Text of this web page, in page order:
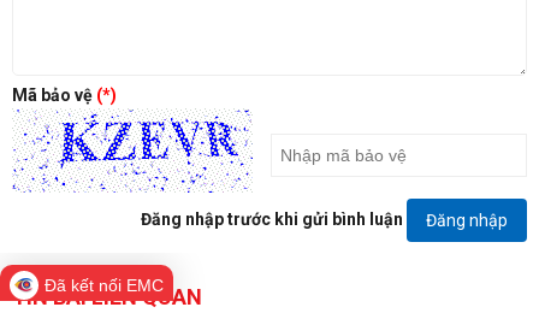
Mã bảo vệ (*)
Đăng nhập trước khi gửi bình luận Đăng nhập
TIN BÀI LIÊN QUAN
Đã kết nối EMC